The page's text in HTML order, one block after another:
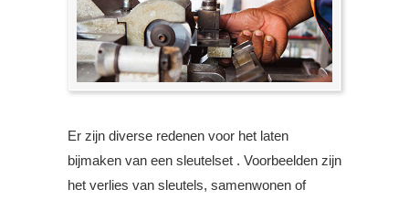
Er zijn diverse redenen voor het laten
bijmaken van een sleutelset . Voorbeelden zijn
het verlies van sleutels, samenwonen of